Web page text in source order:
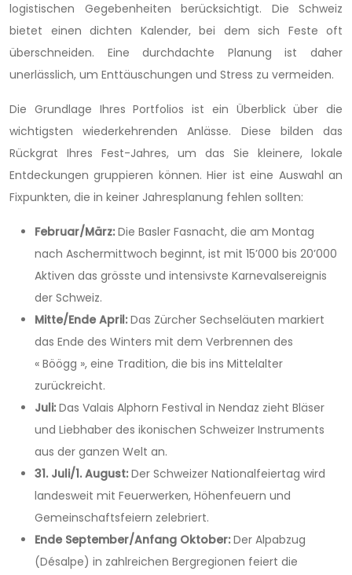
logistischen Gegebenheiten berücksichtigt. Die Schweiz
bietet einen dichten Kalender, bei dem sich Feste oft
überschneiden. Eine durchdachte Planung ist daher
unerlässlich, um Enttäuschungen und Stress zu vermeiden.
Die Grundlage Ihres Portfolios ist ein Überblick über die
wichtigsten wiederkehrenden Anlässe. Diese bilden das
Rückgrat Ihres Fest-Jahres, um das Sie kleinere, lokale
Entdeckungen gruppieren können. Hier ist eine Auswahl an
Fixpunkten, die in keiner Jahresplanung fehlen sollten:
Februar/März: Die Basler Fasnacht, die am Montag
nach Aschermittwoch beginnt, ist mit 15’000 bis 20’000
Aktiven das grösste und intensivste Karnevalsereignis
der Schweiz.
Mitte/Ende April: Das Zürcher Sechseläuten markiert
das Ende des Winters mit dem Verbrennen des
« Böögg », eine Tradition, die bis ins Mittelalter
zurückreicht.
Juli: Das Valais Alphorn Festival in Nendaz zieht Bläser
und Liebhaber des ikonischen Schweizer Instruments
aus der ganzen Welt an.
31. Juli/1. August: Der Schweizer Nationalfeiertag wird
landesweit mit Feuerwerken, Höhenfeuern und
Gemeinschaftsfeiern zelebriert.
Ende September/Anfang Oktober: Der Alpabzug
(Désalpe) in zahlreichen Bergregionen feiert die